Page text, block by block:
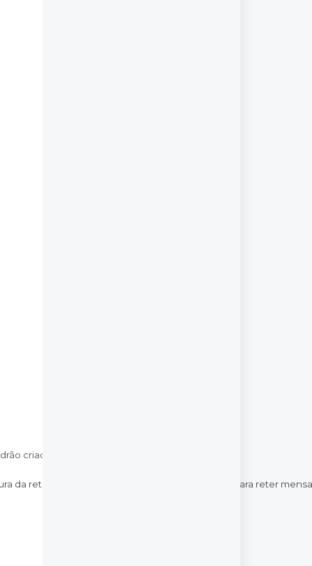
criada sejam permanentemente retidas;
da retenção expirar. O número máximo de dias para reter